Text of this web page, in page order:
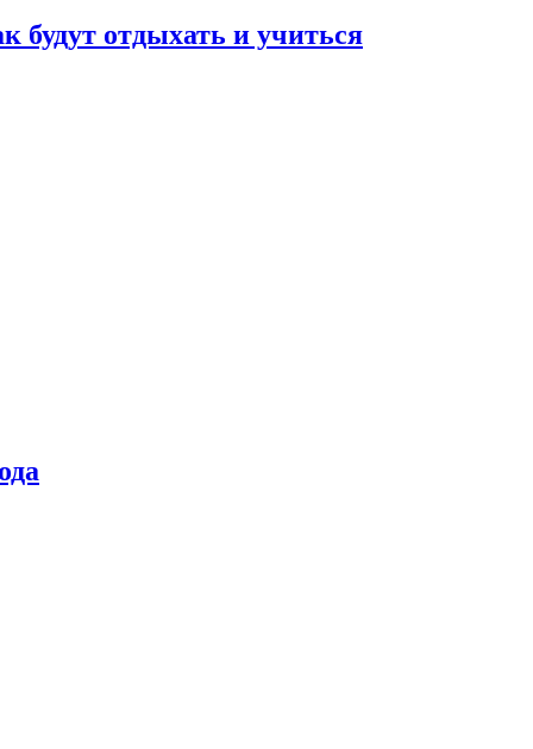
будут отдыхать и учиться